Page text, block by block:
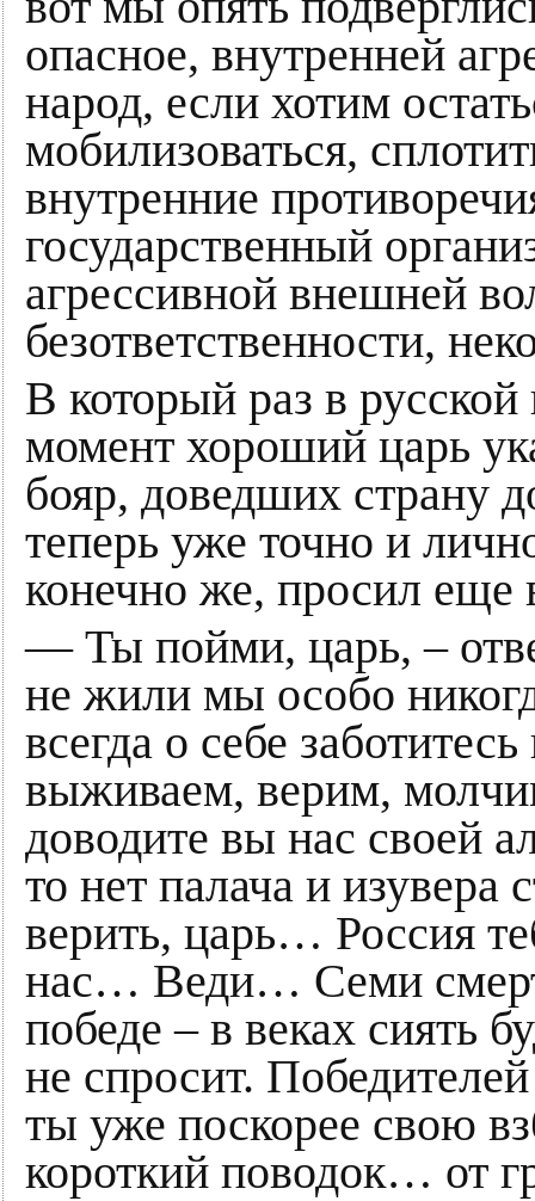
опасное, внутренней
народ, если хотим
мобилизоваться,
внутренние
государственный
агрессивной внешней
безответственности,
В который раз в
момент хороший царь
бояр, доведших страну
теперь уже точно и
конечно же, просил еще
— Ты пойми, царь, –
не жили мы особо
всегда о себе
выживаем, верим,
доводите вы нас своей
то нет палача и
верить, царь… Россия
нас… Веди… Семи
победе – в веках сиять
не спросит.
ты уже поскорее свою
короткий поводок… от